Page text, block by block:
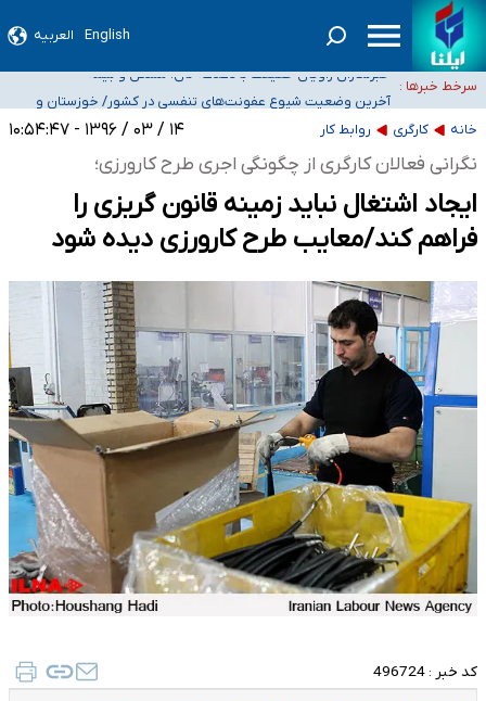
English العربیه
سرخط خبرها :
تعویق آزمون ورودی دکترای تخصصی فرماندهی صحنه عملیات و دکترای تخصصی
جغرافیای نظامی دافوس آجا
هیچ پرستاری بازداشت یا اخراج نشده است/ از رئیس جمهور خواستیم ورود کند
باقی‌مانده در دبی متناسب با شرایط جدید تصمیم‌گیری می‌شود
خانه کارگری روابط کار ۱۴ / ۰۳ / ۱۳۹۶ - ۱۰:۵۴:۴۷
نگرانی فعالان کارگری از چگونگی اجری طرح کارورزی؛‌
ایجاد اشتغال نباید زمینه قانون گریزی را
فراهم کند/معایب طرح کارورزی دیده شود
کد خبر : 496724